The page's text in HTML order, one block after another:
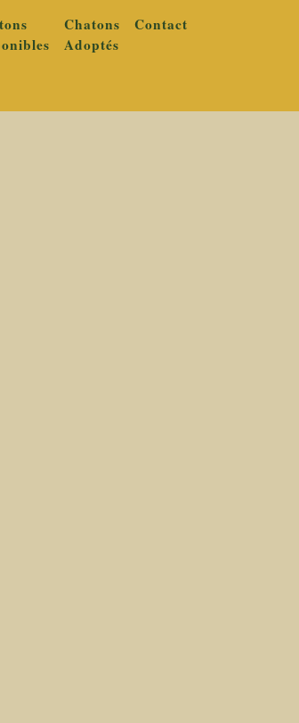
Chatons
Adoptés
Contact